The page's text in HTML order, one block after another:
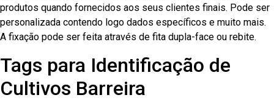
produtos quando fornecidos aos seus clientes finais. Pode ser
personalizada contendo logo dados específicos e muito mais.
A fixação pode ser feita através de fita dupla-face ou rebite.
Tags para Identificação de
Cultivos Barreira